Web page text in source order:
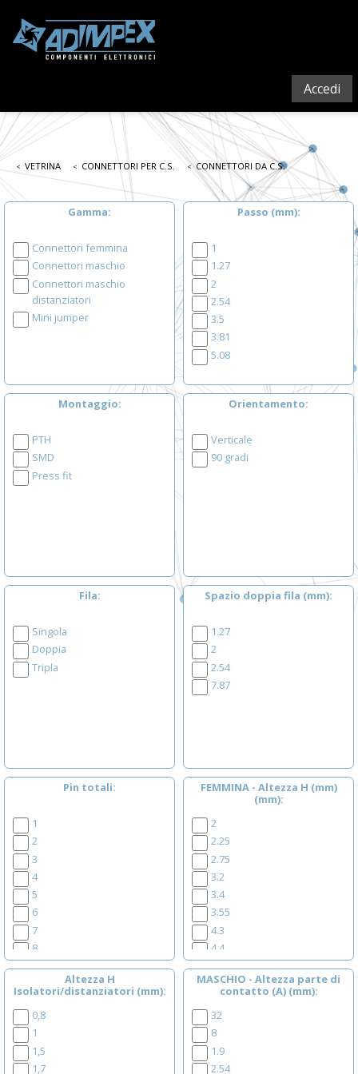
Accedi
VETRINA CONNETTORI PER C.S. CONNETTORI DA C.S.
Gamma
Connettori femmina
Connettori maschio
Connettori maschio
distanziatori
Mini jumper
Passo (mm)
1
1.27
2
2.54
3.5
3.81
5.08
Montaggio
PTH
SMD
Press fit
Orientamento
Verticale
90 gradi
Fila
Singola
Doppia
Tripla
Spazio doppia fila (mm)
1.27
2
2.54
7.87
Pin totali
1
2
3
4
5
6
7
8
9
12
13
14
FEMMINA - Altezza H (mm)
(mm)
2
2.25
2.75
3.2
3.4
3.55
4.3
4.4
4.6
5
5.9
6.35
7.1
Altezza H
Isolatori/distanziatori (mm)
0,8
1
1,5
1,7
MASCHIO - Altezza parte di
contatto (A) (mm)
32
8
1.9
2.54